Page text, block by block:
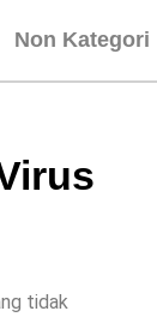
Non Kategori
tidak